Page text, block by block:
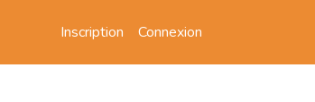
Inscription Connexion